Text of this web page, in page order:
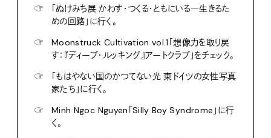
☞
「ぬけみち展 かわす・つくる・ともにいる―生きるた
めの回路」に行く。
☞
Moonstruck Cultivation vol.1「想像力を取り戻
す：『ディープ・ルッキング』アートクラブ」をチェック。
☞
「もはやない国のかつてない光 東ドイツの女性写真
家たち」に行く。
☞
Minh Ngoc Nguyen「Silly Boy Syndrome」に行
く。